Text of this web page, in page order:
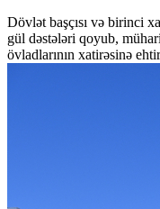
Dövlət başçısı və birinci
gül dəstələri qoyub,
övladlarının xatirəsinə